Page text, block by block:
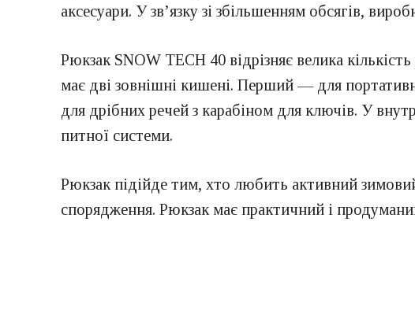
аксесуари. У зв’язку зі збільшенням обсягів,
Рюкзак SNOW TECH 40 відрізняє велика
має дві зовнішні кишені. Перший — для
для дрібних речей з карабіном для ключів. У
питної системи.
Рюкзак підійде тим, хто любить активний
спорядження. Рюкзак має практичний і